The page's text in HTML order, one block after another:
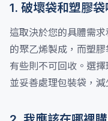
1. 破壞袋和塑膠
這取決於您的具體需
的聚乙烯製成，而塑
有些則不可回收。選
並妥善處理包裝袋，減